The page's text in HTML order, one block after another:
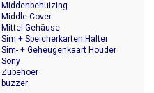
Middenbehuizing
Middle Cover
Mittel Gehäuse
Sim + Speicherkarten Halter
Sim- + Geheugenkaart Houder
Sony
Zubehoer
buzzer